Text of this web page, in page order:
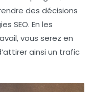
des décisions
SEO. En les
vous serez en
ainsi un trafic